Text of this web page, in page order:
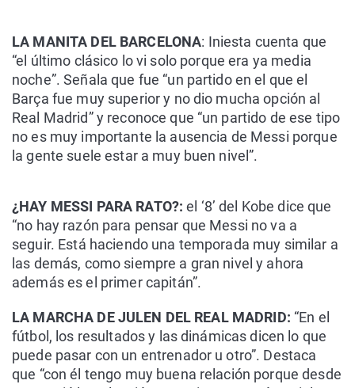
LA MANITA DEL BARCELONA: Iniesta cuenta que
“el último clásico lo vi solo porque era ya media
noche”. Señala que fue “un partido en el que el
Barça fue muy superior y no dio mucha opción al
Real Madrid” y reconoce que “un partido de ese tipo
no es muy importante la ausencia de Messi porque
la gente suele estar a muy buen nivel”.
¿HAY MESSI PARA RATO?: el ‘8’ del Kobe dice que
“no hay razón para pensar que Messi no va a
seguir. Está haciendo una temporada muy similar a
las demás, como siempre a gran nivel y ahora
además es el primer capitán”.
LA MARCHA DE JULEN DEL REAL MADRID: “En el
fútbol, los resultados y las dinámicas dicen lo que
puede pasar con un entrenador u otro”. Destaca
que “con él tengo muy buena relación porque desde